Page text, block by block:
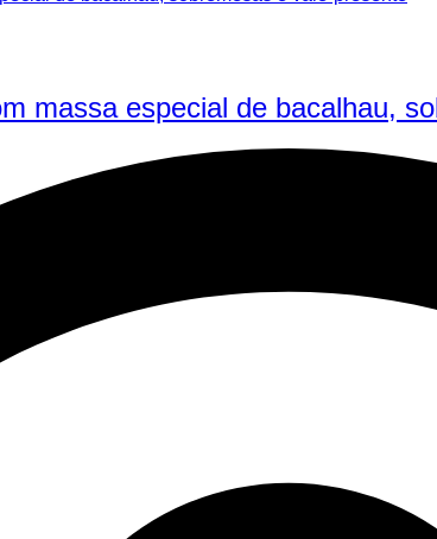
massa especial de bacalhau,